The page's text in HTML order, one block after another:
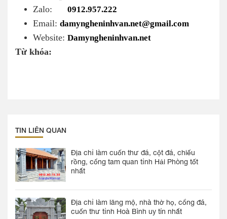
Zalo: 0912.957.222
Email: damyngheninhvan.net@gmail.com
Website: Damyngheninhvan.net
Từ khóa:
TIN LIÊN QUAN
Địa chỉ làm cuốn thư đá, cột đá, chiếu
rồng, cổng tam quan tỉnh Hải Phòng tốt
nhất
Địa chỉ làm lăng mộ, nhà thờ họ, cổng đá,
cuốn thư tỉnh Hoà Bình uy tín nhất